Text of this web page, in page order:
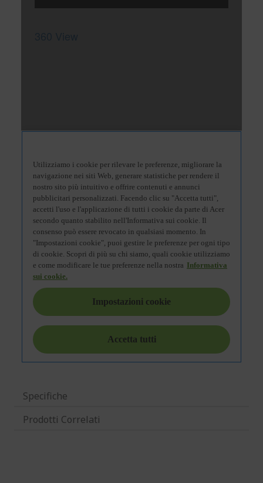
Specifiche
Prodotti Correlati